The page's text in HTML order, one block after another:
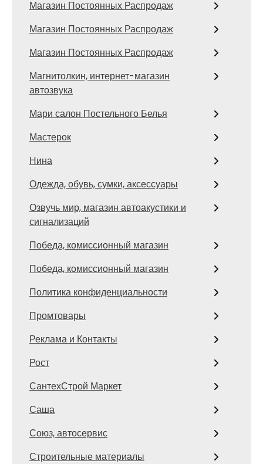
Магазин Постоянных Распродаж
Магазин Постоянных Распродаж
Магазин Постоянных Распродаж
Магнитолкин, интернет-магазин
автозвука
Мари салон Постельного Белья
Мастерок
Нина
Одежда, обувь, сумки, аксессуары
Озвучь мир, магазин автоакустики и
сигнализаций
Победа, комиссионный магазин
Победа, комиссионный магазин
Политика конфиденциальности
Промтовары
Реклама и Контакты
Рост
СантехСтрой Маркет
Саша
Союз, автосервис
Строительные материалы